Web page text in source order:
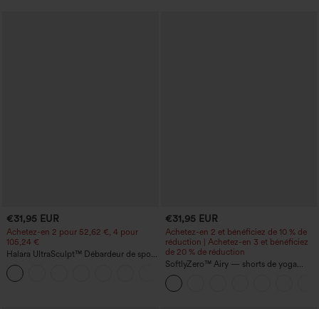
€31,95 EUR
Achetez-en 2 pour 52,62 €, 4 pour
105,24 €
Halara UltraSculpt™ Débardeur de sport
à col rond et ourlet arrondi
€31,95 EUR
Achetez-en 2 et bénéficiez de 10 % de
réduction | Achetez-en 3 et bénéficiez
de 20 % de réduction
SoftlyZero™ Airy — shorts de yoga
super taille haute 2-en-1 InstantCool
avec poches